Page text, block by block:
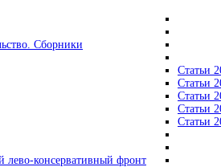
Сборники
Статьи
Статьи
Статьи
Статьи
Статьи
лево-консервативный фронт